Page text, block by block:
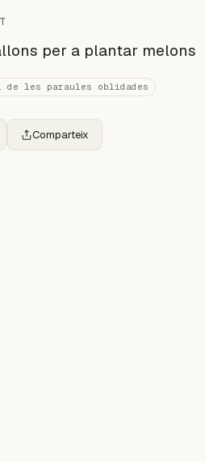
per a plantar melons
de les paraules oblidades
Comparteix